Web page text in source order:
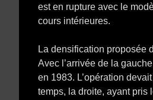
est en rupture avec le
cours intérieures.
La densification proposée
Avec l’arrivée de la
en 1983. L’opération
temps, la droite, ayant pris